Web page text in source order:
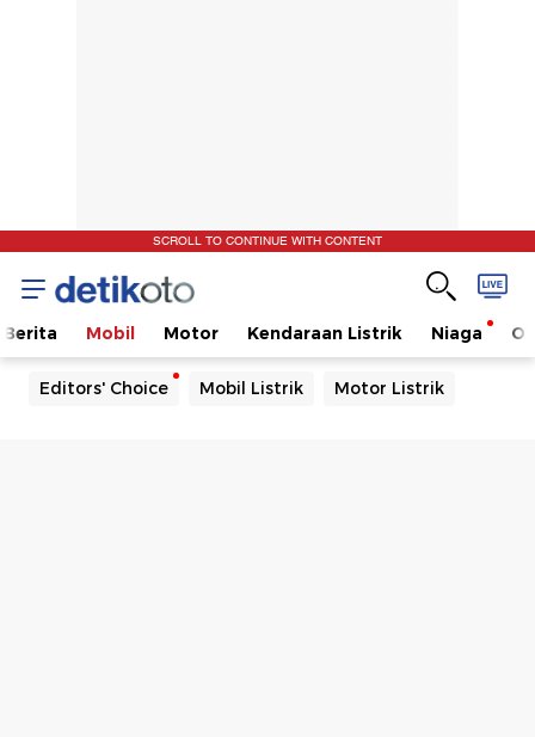
SCROLL TO CONTINUE WITH CONTENT
Berita Mobil Motor Kendaraan Listrik Niaga
Editors' Choice Mobil Listrik Motor Listrik